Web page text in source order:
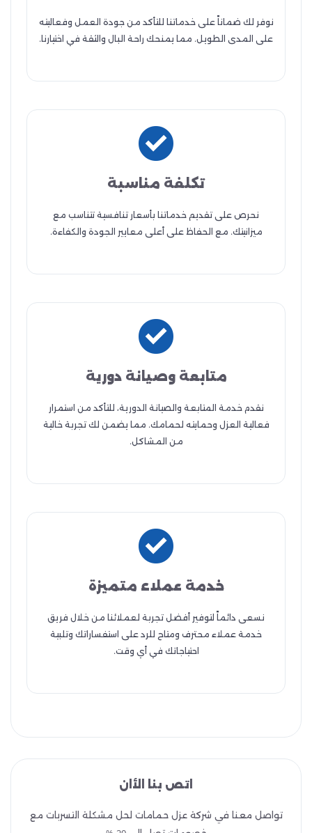
نوفر لك ضماناً على خدماتنا للتأكد من جودة العمل وفعاليته
على المدى الطويل. مما يمنحك راحة البال والثقة في اختيارنا.
تكلفة مناسبة
نحرص على تقديم خدماتنا بأسعار تنافسية تتناسب مع
ميزانيتك. مع الحفاظ على أعلى معايير الجودة والكفاءة.
متابعة وصيانة دورية
نقدم خدمة المتابعة والصيانة الدورية، للتأكد من استمرار
فعالية العزل وحمايته لحمامك. مما يضمن لك تجربة خالية
من المشاكل.
خدمة عملاء متميزة
نسعى دائماً لتوفير أفضل تجربة لعملائنا من خلال فريق
خدمة عملاء محترف ومتاح للرد على استفساراتك وتلبية
احتياجاتك في أي وقت.
اتص بنا الأان
تواصل معنا في شركة عزل حمامات لحل مشكلة التسربات مع